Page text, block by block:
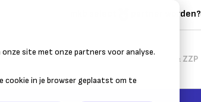
onze site met onze partners voor analyse.
cookie in je browser geplaatst om te
partner worden?
Starten & ZZP